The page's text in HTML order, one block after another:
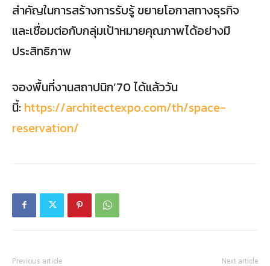
สำคัญในการสร้างการรับรู้ ขยายโอกาสทางธุรกิจ
และเชื่อมต่อกับกลุ่มเป้าหมายคุณภาพได้อย่างมี
ประสิทธิภาพ
จองพื้นที่งานสถาปนิก’70 ได้แล้ววัน
นี้: https://architectexpo.com/th/space-
reservation/
Previous article Next article